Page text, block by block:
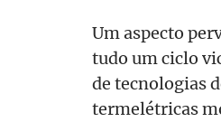
Um aspecto
tudo um ciclo
de tecnologias
termelétricas